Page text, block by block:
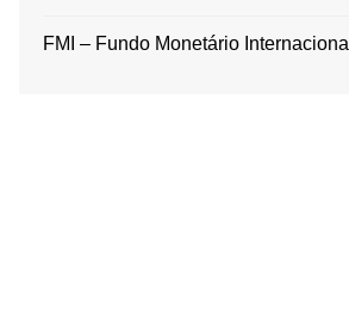
FMI – Fundo Monetário Internacional